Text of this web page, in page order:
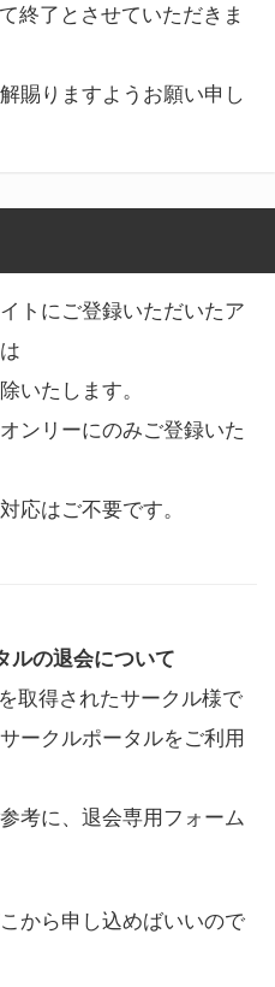
終了とさせていただきま
賜りますようお願い申し
トにご登録いただいたア
いたします。
ンリーにのみご登録いた
応はご不要です。
ルの退会について
取得されたサークル様で
ークルポータルをご利用
考に、退会専用フォーム
から申し込めばいいので